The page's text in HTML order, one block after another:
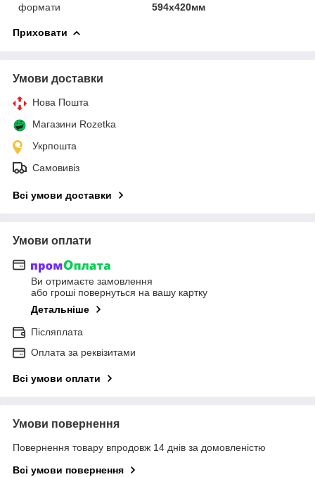
формати
594х420мм
Приховати
Умови доставки
Нова Пошта
Магазини Rozetka
Укрпошта
Самовивіз
Всі умови доставки
Умови оплати
Ви отримаєте замовлення
або гроші повернуться на вашу картку
Детальніше
Післяплата
Оплата за реквізитами
Всі умови оплати
Умови повернення
Повернення товару впродовж 14 днів за домовленістю
Всі умови повернення